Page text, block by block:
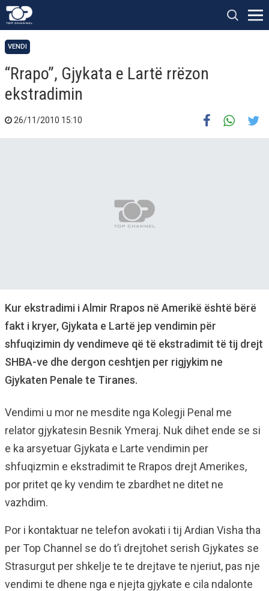
VENDI
“Rrapo”, Gjykata e Lartë rrëzon
ekstradimin
26/11/2010 15:10
Kur ekstradimi i Almir Rrapos në Amerikë është bërë
fakt i kryer, Gjykata e Lartë jep vendimin për
shfuqizimin dy vendimeve që të ekstradimit të tij drejt
SHBA-ve dhe dergon ceshtjen per rigjykim ne
Gjykaten Penale te Tiranes.
Vendimi u mor ne mesdite nga Kolegji Penal me
relator gjykatesin Besnik Ymeraj. Nuk dihet ende se si
e ka arsyetuar Gjykata e Larte vendimin per
shfuqizmin e ekstradimit te Rrapos drejt Amerikes,
por pritet qe ky vendim te zbardhet ne ditet ne
vazhdim.
Por i kontaktuar ne telefon avokati i tij Ardian Visha tha
per Top Channel se do t’i drejtohet serish Gjykates se
Strasurgut per shkelje te te drejtave te njeriut, pas nje
vendimi te dhene nga e njejta gjykate e cila ndalonte